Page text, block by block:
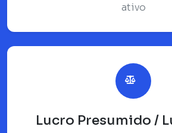
ativo
Lucro Presumido /